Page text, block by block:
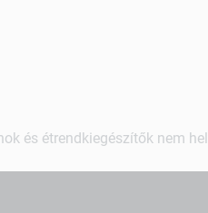
és étrendkiegészítők nem